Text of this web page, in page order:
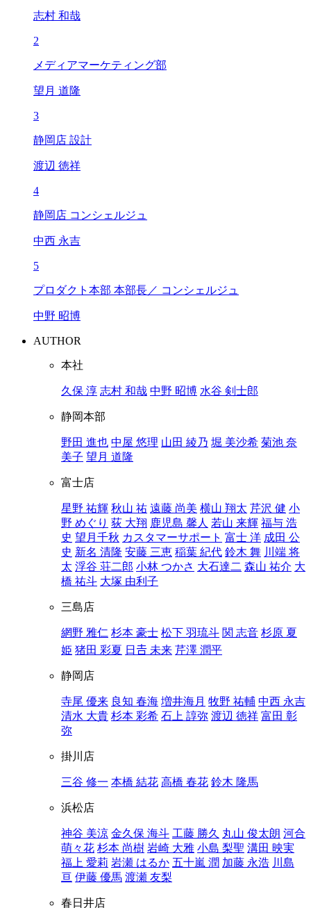
志村 和哉
2
メディアマーケティング部
望月 道隆
3
静岡店 設計
渡辺 徳祥
4
静岡店 コンシェルジュ
中西 永吉
5
プロダクト本部 本部長／ コンシェルジュ
中野 昭博
AUTHOR
本社
久保 淳 志村 和哉 中野 昭博 水谷 剣士郎
静岡本部
野田 進也 中屋 悠理 山田 綾乃 堀 美沙希 菊池 奈
美子 望月 道隆
富士店
星野 祐輝 秋山 祐 遠藤 尚美 横山 翔太 芹沢 健 小
野 めぐり 荻 大翔 鹿児島 馨人 若山 来輝 福与 浩
史 望月千秋 カスタマーサポート 富士 洋 成田 公
史 新名 清隆 安藤 三恵 稲葉 紀代 鈴木 舞 川端 将
太 浮谷 荘二郎 小林 つかさ 大石達二 森山 祐介 大
橋 祐斗 大塚 由利子
三島店
網野 雅仁 杉本 豪士 松下 羽琉斗 関 志音 杉原 夏
姫 猪田 彩夏 日𠮷 未来 芹澤 潤平
静岡店
寺尾 優来 良知 春海 増井海月 牧野 祐輔 中西 永吉
清水 大貴 杉本 彩希 石上 諄弥 渡辺 徳祥 富田 彰
弥
掛川店
三谷 修一 本橋 結花 高橋 春花 鈴木 隆馬
浜松店
神谷 美涼 金久保 海斗 工藤 勝久 丸山 俊太朗 河合
萌々花 杉本 尚樹 岩崎 大雅 小島 梨聖 溝田 映実
福上 愛莉 岩瀬 はるか 五十嵐 潤 加藤 永浩 川島
亘 伊藤 優馬 渡瀬 友梨
春日井店